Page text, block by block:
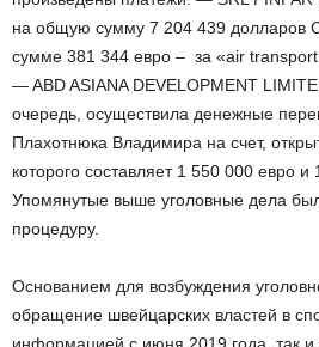
на общую сумму 7 204 439 долларов
сумме 381 344 евро – за «air
— ABD ASIANA DEVELOPMENT
очередь, осуществила денежные
Плахотнюка Владимира на счет,
которого составляет 1 550 000 евро
Упомянутые выше уголовные дела
процедуру.
Основанием для возбуждения
обращение швейцарских властей в
информацией с июня 2019 года, так